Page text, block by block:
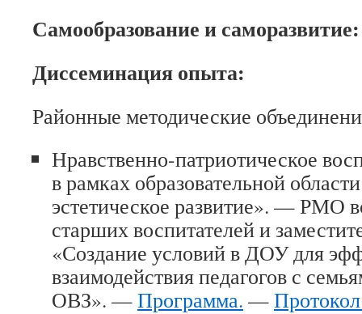
Самообразование и саморазвитие:
Диссеминация опыта:
Районные методические
Нравственно-патриотическое
в рамках образовательной
эстетическое развитие». — РМО
старших воспитателей и
«Создание условий в ДОУ для
взаимодействия педагогов с
ОВЗ». —Программа. —